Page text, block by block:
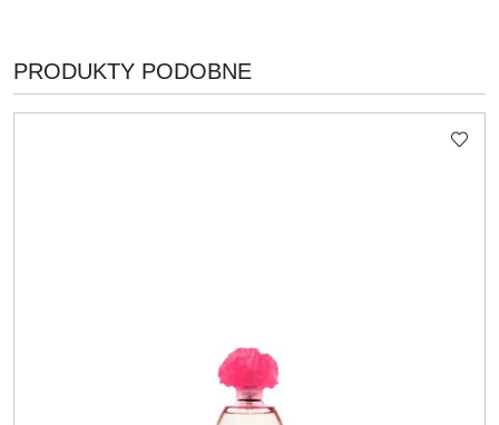
Pomiń karuzelę produktów
PRODUKTY
O
PRODUKTY PODOBNE